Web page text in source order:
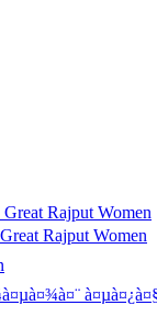
Rajput Women
Rajput Women